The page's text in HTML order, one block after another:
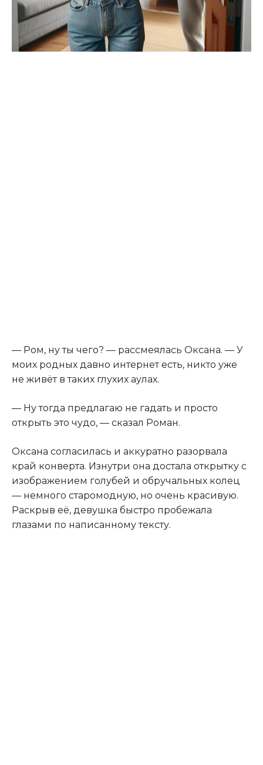
— Ром, ну ты чего? — рассмеялась Оксана. — У
моих родных давно интернет есть, никто уже
не живёт в таких глухих аулах.
— Ну тогда предлагаю не гадать и просто
открыть это чудо, — сказал Роман.
Оксана согласилась и аккуратно разорвала
край конверта. Изнутри она достала открытку с
изображением голубей и обручальных колец
— немного старомодную, но очень красивую.
Раскрыв её, девушка быстро пробежала
глазами по написанному тексту.